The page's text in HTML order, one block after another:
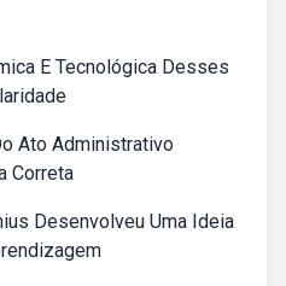
E Tecnológica Desses
Ato Administrativo
Correta
Desenvolveu Uma Ideia